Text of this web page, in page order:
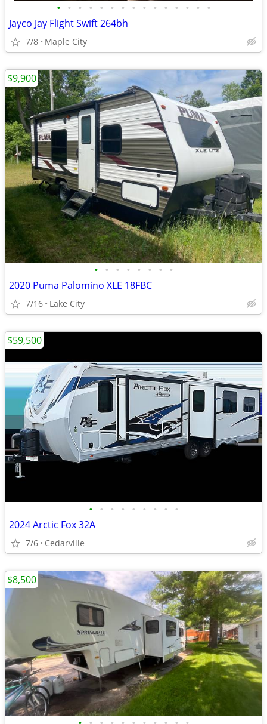
• • • • • • • • • • • • • • •
Jayco Jay Flight Swift 264bh
7/8 Maple City
• • • • • • • •
2020 Puma Palomino XLE 18FBC
7/16 Lake City
$9,900
• • • • • • • • •
2024 Arctic Fox 32A
7/6 Cedarville
$59,500
$8,500